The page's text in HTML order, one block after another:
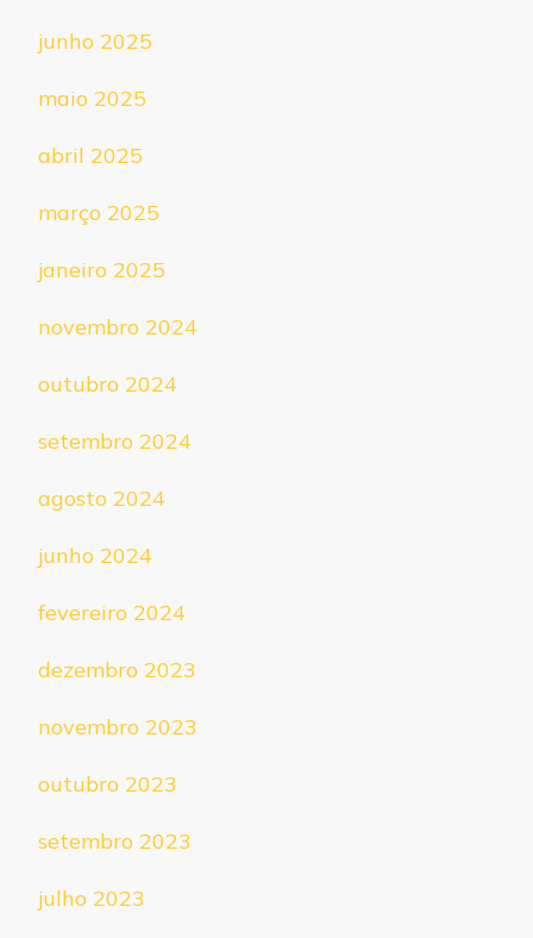
junho 2025
maio 2025
abril 2025
março 2025
janeiro 2025
novembro 2024
outubro 2024
setembro 2024
agosto 2024
junho 2024
fevereiro 2024
dezembro 2023
novembro 2023
outubro 2023
setembro 2023
julho 2023